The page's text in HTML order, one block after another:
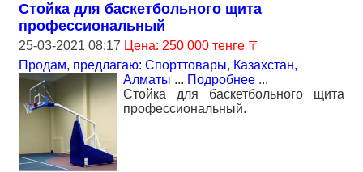
Стойка для баскетбольного щита
профессиональный
25-03-2021 08:17 Цена: 250 000 тенге 〒
Продам, предлагаю: Спорттовары, Казахстан,
Алматы ... Подробнее ...
Стойка для баскетбольного щита
профессиональный.